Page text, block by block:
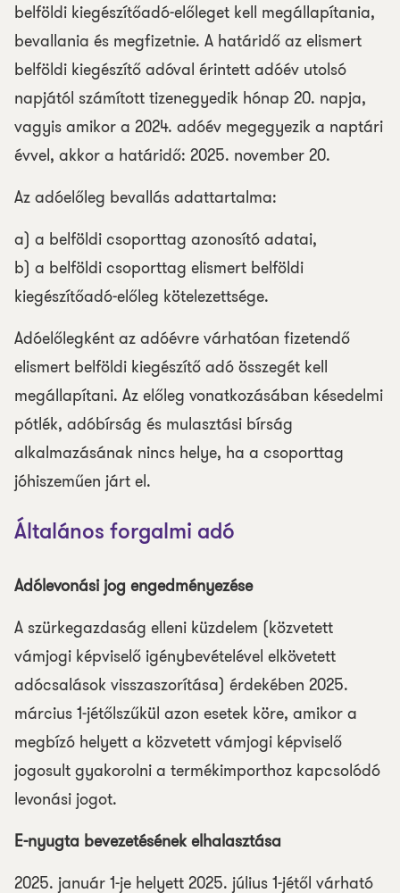
belföldi kiegészítőadó-előleget kell megállapítania,
bevallania és megfizetnie. A határidő az elismert
belföldi kiegészítő adóval érintett adóév utolsó
napjától számított tizenegyedik hónap 20. napja,
vagyis amikor a 2024. adóév megegyezik a naptári
évvel, akkor a határidő: 2025. november 20.
Az adóelőleg bevallás adattartalma:
a) a belföldi csoporttag azonosító adatai,
b) a belföldi csoporttag elismert belföldi
kiegészítőadó-előleg kötelezettsége.
Adóelőlegként az adóévre várhatóan fizetendő
elismert belföldi kiegészítő adó összegét kell
megállapítani. Az előleg vonatkozásában késedelmi
pótlék, adóbírság és mulasztási bírság
alkalmazásának nincs helye, ha a csoporttag
jóhiszeműen járt el.
Általános forgalmi adó
Adólevonási jog engedményezése
A szürkegazdaság elleni küzdelem (közvetett
vámjogi képviselő igénybevételével elkövetett
adócsalások visszaszorítása) érdekében 2025.
március 1-jétőlszűkül azon esetek köre, amikor a
megbízó helyett a közvetett vámjogi képviselő
jogosult gyakorolni a termékimporthoz kapcsolódó
levonási jogot.
E-nyugta bevezetésének elhalasztása
2025. január 1-je helyett 2025. július 1-jétől várható